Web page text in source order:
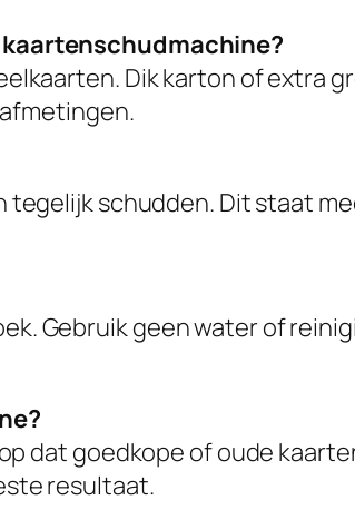
Dik karton of extra
schudden. Dit staat
Gebruik geen water of
dat goedkope of oude
resultaat.